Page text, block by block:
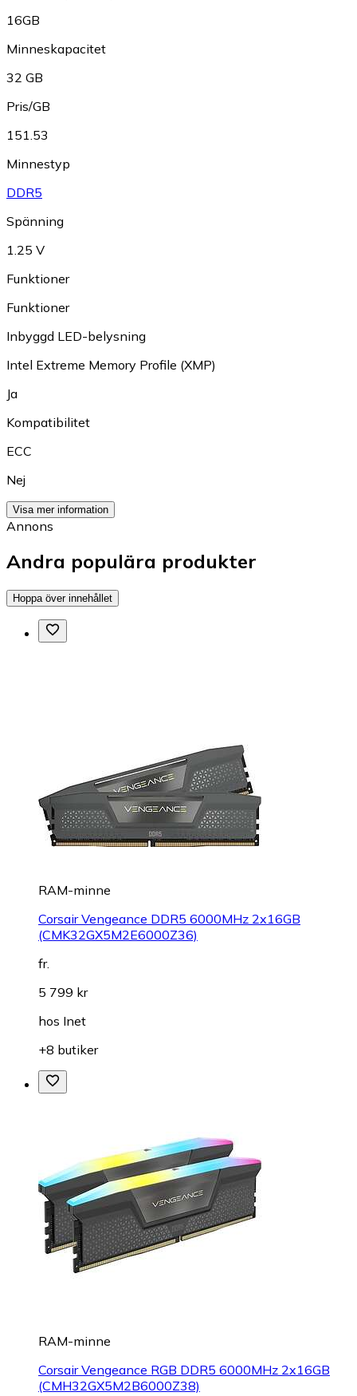
16GB
Minneskapacitet
32 GB
Pris/GB
151.53
Minnestyp
DDR5
Spänning
1.25 V
Funktioner
Funktioner
Inbyggd LED-belysning
Intel Extreme Memory Profile (XMP)
Ja
Kompatibilitet
ECC
Nej
Visa mer information
Annons
Andra populära produkter
Hoppa över innehållet
RAM-minne
Corsair Vengeance DDR5 6000MHz 2x16GB
(CMK32GX5M2E6000Z36)
fr.
5 799 kr
hos Inet
+8 butiker
RAM-minne
Corsair Vengeance RGB DDR5 6000MHz 2x16GB
(CMH32GX5M2B6000Z38)